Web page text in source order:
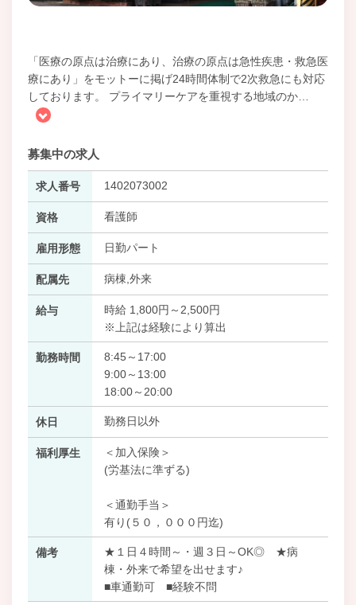
「医療の原点は治療にあり、治療の原点は急性疾患・救急医
療にあり」をモットーに掲げ24時間体制で2次救急にも対応
しております。 プライマリーケアを重視する地域のか
募集中の求人
求人番号 1402073002
資格 看護師
雇用形態 日勤パート
配属先 病棟,外来
給与
時給 1,800円～2,500円
※上記は経験により算出
勤務時間
8:45～17:00
9:00～13:00
18:00～20:00
休日 勤務日以外
福利厚生
＜加入保険＞
(労基法に準ずる)
＜通勤手当＞
有り(５０，０００円迄)
備考
★１日４時間～・週３日～OK◎ ★病
棟・外来で希望を出せます♪
■車通勤可 ■経験不問